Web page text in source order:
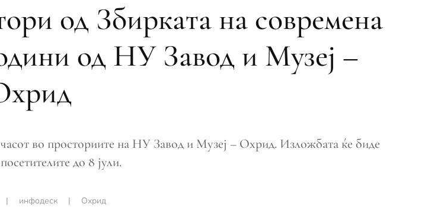
од Збирката на современа
од НУ Завод и Музеј –
во просториите на НУ Завод и Музеј – Охрид. Изложбата ќе биде
до 8 јули.
| инфодеск | Охрид